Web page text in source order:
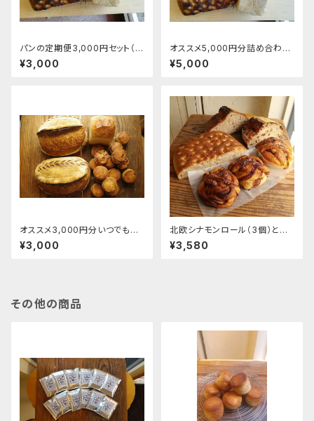
パンの定期便3,000円セット（月
1回お届け！毎回3,500円分入っ
てお得ですよ～♬ 発送先は日
¥3,000
オススメ5,000円分詰め合わせ
セット
¥5,000
オススメ3,000円分いつでも送
ってくださーいセット（3,500円
分入ってお得♬）
¥3,000
北欧シナモンロール（3個）とサ
ワードゥブレッドのセット
¥3,580
その他の商品